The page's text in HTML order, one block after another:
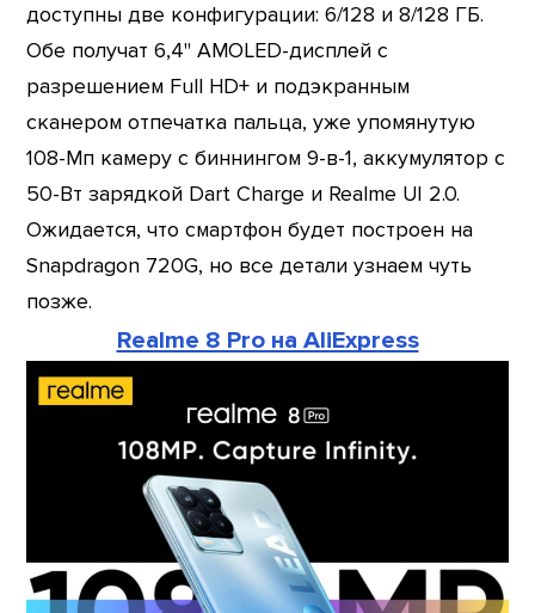
доступны две конфигурации: 6/128 и 8/128 ГБ.
Обе получат 6,4" AMOLED-дисплей с
разрешением Full HD+ и подэкранным
сканером отпечатка пальца, уже упомянутую
108-Мп камеру с биннингом 9-в-1, аккумулятор с
50-Вт зарядкой Dart Charge и Realme UI 2.0.
Ожидается, что смартфон будет построен на
Snapdragon 720G, но все детали узнаем чуть
позже.
Realme 8 Pro на AliExpress